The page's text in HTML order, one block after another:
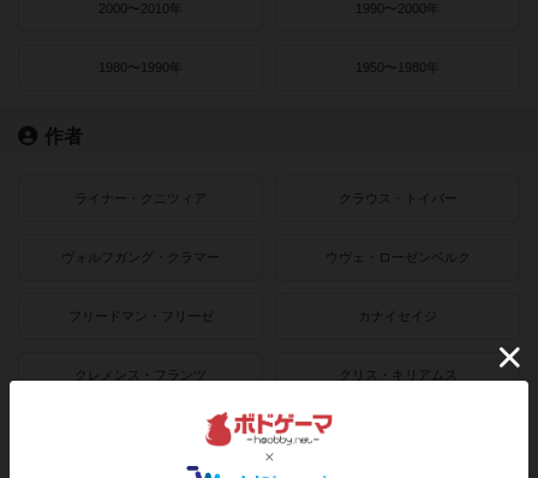
2000〜2010年 1990〜2000年
1980〜1990年 1950〜1980年
作者
ライナー・クニツィア クラウス・トイバー
ヴォルフガング・クラマー ウヴェ・ローゼンベルク
フリードマン・フリーゼ カナイセイジ
クレメンス・フランツ クリス・キリアムス
ボドゲーマのアプリ版はこちら